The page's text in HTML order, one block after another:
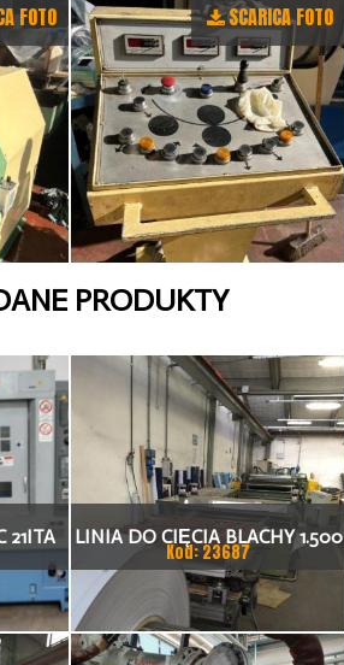
FOTO SCARICA FOTO
PRODUKTY
21ITA
LINIA DO CIĘCIA BLACHY 1.500
X 1,5 (2,5) MM
Kod: 23687